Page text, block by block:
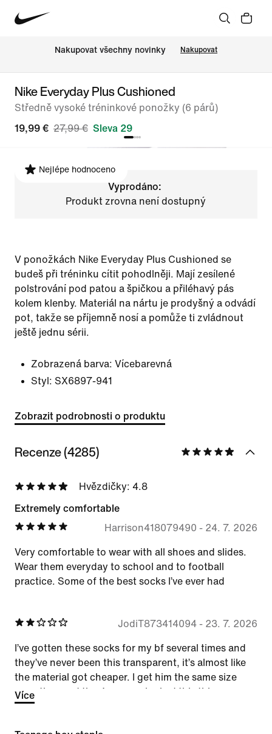
Nakupovat všechny novinky Nakupovat
Nike Everyday Plus Cushioned
Středně vysoké tréninkové ponožky (6 párů)
19,99 € 27,99 € Sleva 29
Nejlépe hodnoceno
Vyprodáno:
Produkt zrovna není dostupný
V ponožkách Nike Everyday Plus Cushioned se
budeš při tréninku cítit pohodlněji. Mají zesílené
polstrování pod patou a špičkou a přiléhavý pás
kolem klenby. Materiál na nártu je prodyšný a odvádí
pot, takže se příjemně nosí a pomůže ti zvládnout
ještě jednu sérii.
Zobrazená barva: Vícebarevná
Styl: SX6897-941
Zobrazit podrobnosti o produktu
Recenze (4285)
Hvězdičky: 4.8
Extremely comfortable
Harrison418079490 - 24. 7. 2026
Very comfortable to wear with all shoes and slides.
Wear them everyday to school and to football
practice. Some of the best socks I’ve ever had
JodiT873414094- 23. 7. 2026
I’ve gotten these socks for my bf several times and
they’ve never been this transparent, it’s almost like
the material got cheaper. I get him the same size
everytime and they’ve never looked this this.
Více